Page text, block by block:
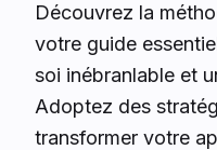
Découvrez la
votre guide
soi inébranlable et
Adoptez des
transformer votre